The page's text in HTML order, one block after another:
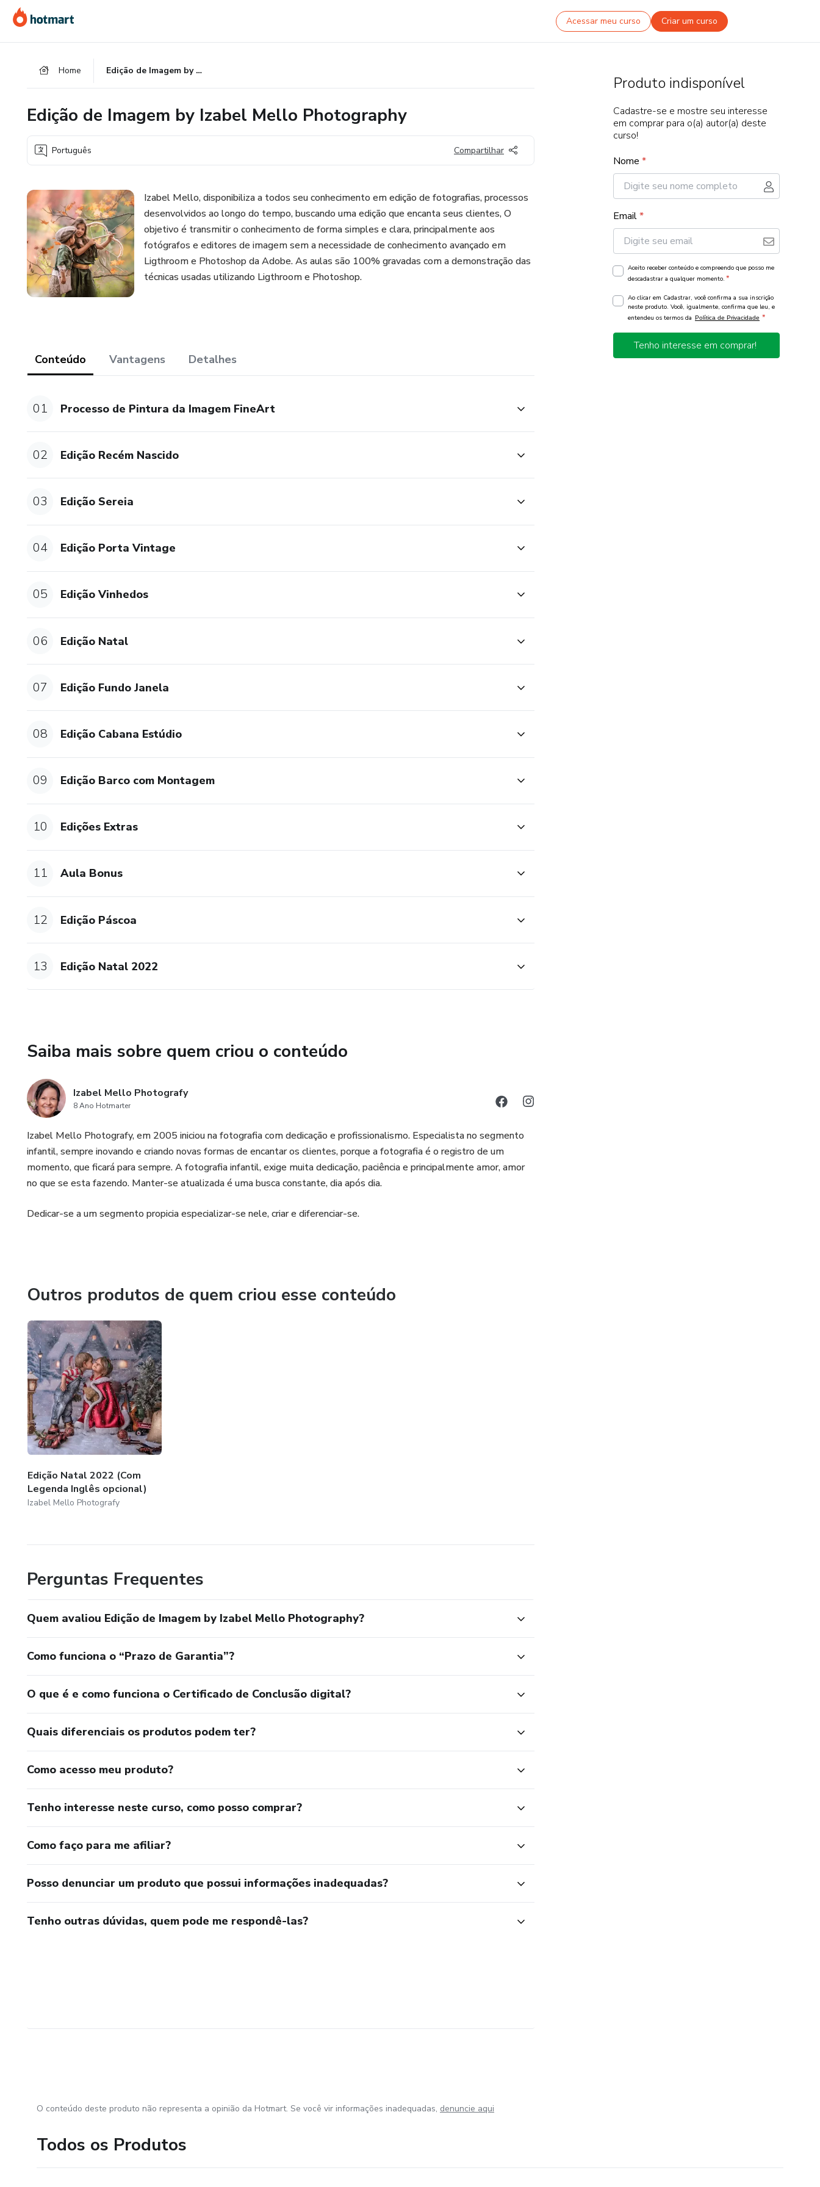
para
o
para
o
para
o
Acessar meu curso Criar um curso
Home Edição de Imagem by Izabel Mello Photography
Edição de Imagem by Izabel Mello Photography
Português Compartilhar
Izabel Mello, disponibiliza a todos seu conhecimento em edição de fotografias, processos
desenvolvidos ao longo do tempo, buscando uma edição que encanta seus clientes, O
objetivo é transmitir o conhecimento de forma simples e clara, principalmente aos
fotógrafos e editores de imagem sem a necessidade de conhecimento avançado em
Ligthroom e Photoshop da Adobe. As aulas são 100% gravadas com a demonstração das
técnicas usadas utilizando Ligthroom e Photoshop.
Conteúdo Vantagens Detalhes
01 Processo de Pintura da Imagem FineArt
02 Edição Recém Nascido
03 Edição Sereia
04 Edição Porta Vintage
05 Edição Vinhedos
06 Edição Natal
07 Edição Fundo Janela
08 Edição Cabana Estúdio
09 Edição Barco com Montagem
10 Edições Extras
11 Aula Bonus
12 Edição Páscoa
13 Edição Natal 2022
Saiba mais sobre quem criou o conteúdo
Izabel Mello Photografy
8 Ano Hotmarter
Izabel Mello Photografy, em 2005 iniciou na fotografia com dedicação e profissionalismo. Especialista no segmento
infantil, sempre inovando e criando novas formas de encantar os clientes, porque a fotografia é o registro de um
momento, que ficará para sempre. A fotografia infantil, exige muita dedicação, paciência e principalmente amor, amor
no que se esta fazendo. Manter-se atualizada é uma busca constante, dia após dia.
Dedicar-se a um segmento propicia especializar-se nele, criar e diferenciar-se.
Outros produtos de quem criou esse conteúdo
Edição Natal 2022 (Com
Legenda Inglês opcional)
Izabel Mello Photografy
Perguntas Frequentes
Quem avaliou Edição de Imagem by Izabel Mello Photography?
Como funciona o “Prazo de Garantia”?
O que é e como funciona o Certificado de Conclusão digital?
Quais diferenciais os produtos podem ter?
Como acesso meu produto?
Tenho interesse neste curso, como posso comprar?
Como faço para me afiliar?
Posso denunciar um produto que possui informações inadequadas?
Tenho outras dúvidas, quem pode me respondê-las?
Produto indisponível
Cadastre-se e mostre seu interesse
em comprar para o(a) autor(a) deste
curso!
Nome *
Email*
Aceito receber conteúdo e compreendo que posso me
descadastrar a qualquer momento. *
Ao clicar em Cadastrar, você confirma a sua inscrição
neste produto. Você, igualmente, confirma que leu, e
entendeu os termos da Política de Privacidade *
Tenho interesse em comprar!
O conteúdo deste produto não representa a opinião da Hotmart. Se você vir informações inadequadas, denuncie aqui
Todos os Produtos